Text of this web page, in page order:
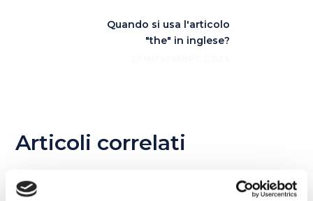
Quando si usa l'articolo
"the" in inglese?
Articoli correlati